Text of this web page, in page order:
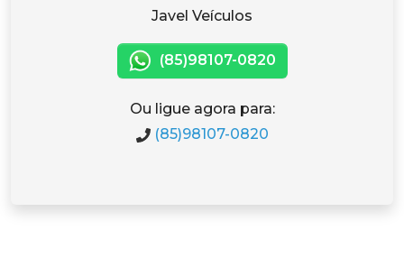
Javel Veículos
(85)98107-0820
Ou ligue agora para:
(85)98107-0820